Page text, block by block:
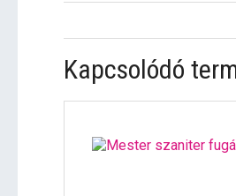
Kapcsolódó